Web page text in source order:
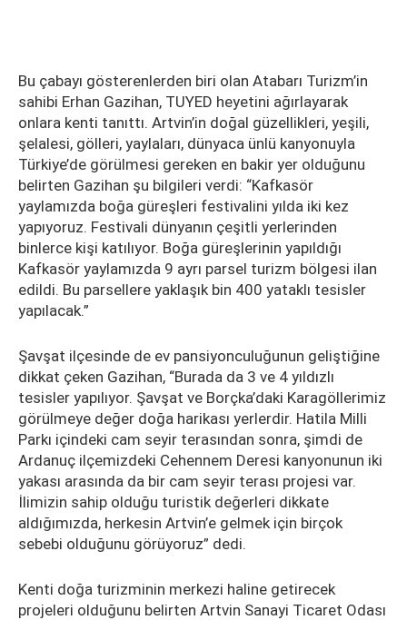
Bu çabayı gösterenlerden biri olan Atabarı Turizm’in
sahibi Erhan Gazihan, TUYED heyetini ağırlayarak
onlara kenti tanıttı. Artvin’in doğal güzellikleri, yeşili,
şelalesi, gölleri, yaylaları, dünyaca ünlü kanyonuyla
Türkiye’de görülmesi gereken en bakir yer olduğunu
belirten Gazihan şu bilgileri verdi: “Kafkasör
yaylamızda boğa güreşleri festivalini yılda iki kez
yapıyoruz. Festivali dünyanın çeşitli yerlerinden
binlerce kişi katılıyor. Boğa güreşlerinin yapıldığı
Kafkasör yaylamızda 9 ayrı parsel turizm bölgesi ilan
edildi. Bu parsellere yaklaşık bin 400 yataklı tesisler
yapılacak.”
Şavşat ilçesinde de ev pansiyonculuğunun geliştiğine
dikkat çeken Gazihan, “Burada da 3 ve 4 yıldızlı
tesisler yapılıyor. Şavşat ve Borçka’daki Karagöllerimiz
görülmeye değer doğa harikası yerlerdir. Hatila Milli
Parkı içindeki cam seyir terasından sonra, şimdi de
Ardanuç ilçemizdeki Cehennem Deresi kanyonunun iki
yakası arasında da bir cam seyir terası projesi var.
İlimizin sahip olduğu turistik değerleri dikkate
aldığımızda, herkesin Artvin’e gelmek için birçok
sebebi olduğunu görüyoruz” dedi.
Kenti doğa turizminin merkezi haline getirecek
projeleri olduğunu belirten Artvin Sanayi Ticaret Odası